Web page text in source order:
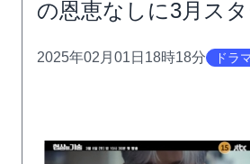
の恩恵なしに3月スタ
2025年02月01日18時18分 ドラ